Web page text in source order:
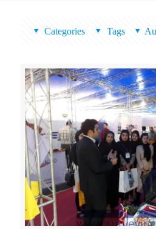
Categories Tags